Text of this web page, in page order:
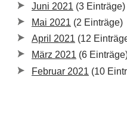
Juni 2021 (3 Einträge)
Mai 2021 (2 Einträge)
April 2021 (12
März 2021 (6
Februar 2021 (10